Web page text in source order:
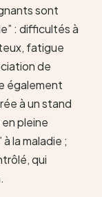
sont
: difficultés à
fatigue
de
également
à un stand
pleine
la maladie ;
qui